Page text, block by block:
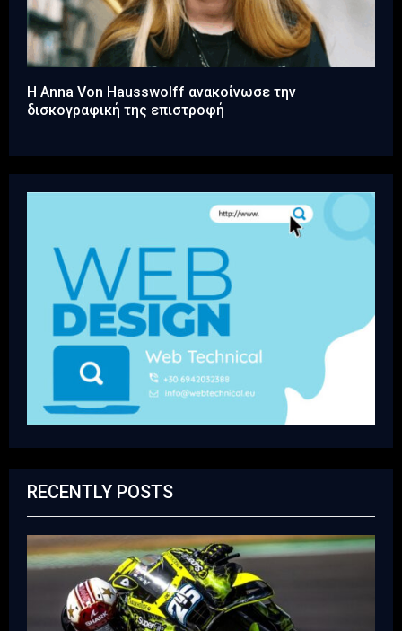
H Anna Von Hausswolff ανακοίνωσε την
δισκογραφική της επιστροφή
RECENTLY POSTS